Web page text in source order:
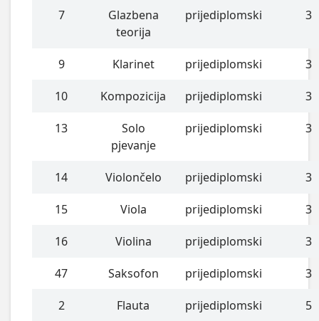
7
Glazbena
teorija
prijediplomski 3
9 Klarinet prijediplomski 3
10 Kompozicija prijediplomski 3
13
Solo
pjevanje
prijediplomski 3
14 Violončelo prijediplomski 3
15 Viola prijediplomski 3
16 Violina prijediplomski 3
47 Saksofon prijediplomski 3
2 Flauta prijediplomski 5